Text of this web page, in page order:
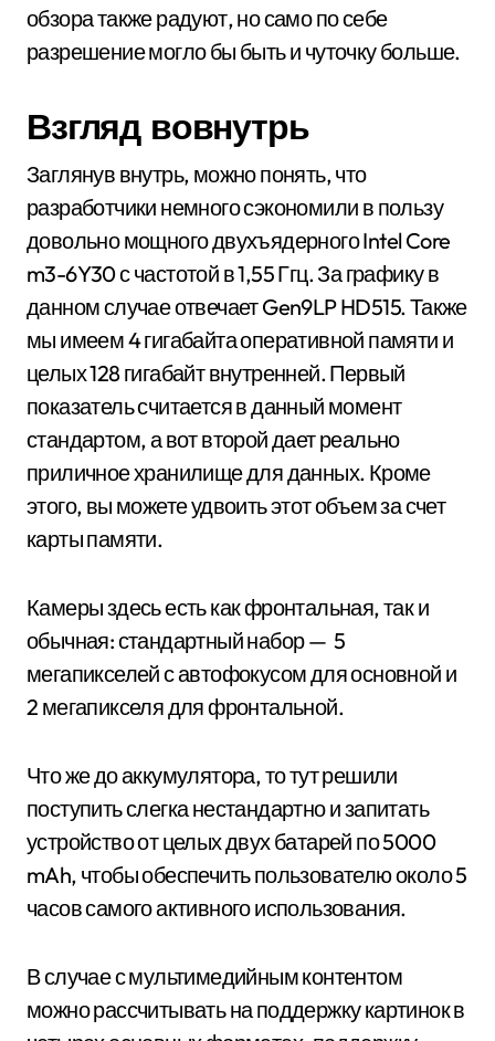
обзора также радуют, но само по себе
разрешение могло бы быть и чуточку больше.
Взгляд вовнутрь
Заглянув внутрь, можно понять, что
разработчики немного сэкономили в пользу
довольно мощного двухъядерного Intel Core
m3-6Y30 с частотой в 1,55 Ггц. За графику в
данном случае отвечает Gen9LP HD515. Также
мы имеем 4 гигабайта оперативной памяти и
целых 128 гигабайт внутренней. Первый
показатель считается в данный момент
стандартом, а вот второй дает реально
приличное хранилище для данных. Кроме
этого, вы можете удвоить этот объем за счет
карты памяти.
Камеры здесь есть как фронтальная, так и
обычная: стандартный набор — 5
мегапикселей с автофокусом для основной и
2 мегапикселя для фронтальной.
Что же до аккумулятора, то тут решили
поступить слегка нестандартно и запитать
устройство от целых двух батарей по 5000
mAh, чтобы обеспечить пользователю около 5
часов самого активного использования.
В случае с мультимедийным контентом
можно рассчитывать на поддержку картинок в